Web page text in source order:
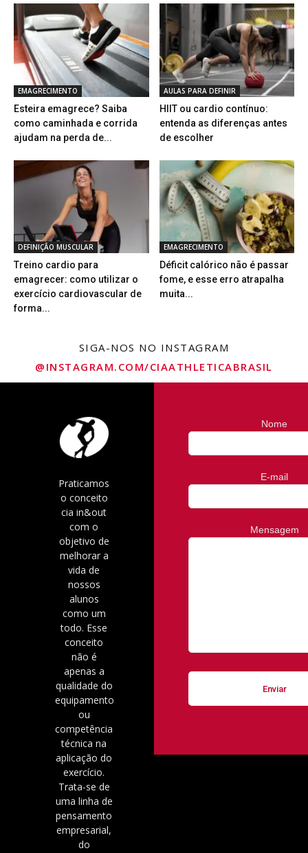
EMAGRECIMENTO
Esteira emagrece? Saiba
como caminhada e corrida
ajudam na perda de...
AULAS PARA DEFINIR
HIIT ou cardio contínuo:
entenda as diferenças antes
de escolher
DEFINIÇÃO MUSCULAR
Treino cardio para
emagrecer: como utilizar o
exercício cardiovascular de
forma...
EMAGRECIMENTO
Déficit calórico não é passar
fome, e esse erro atrapalha
muita...
SIGA-NOS NO INSTAGRAM
@INSTAGRAM.COM/CIAATHLETICABRASIL
Nome
E-mail
Mensagem
Praticamos
o conceito
cia in&out
com o
objetivo de
melhorar a
vida de
nossos
alunos
como um
todo. Esse
conceito
não é
apenas a
qualidade do
equipamento
ou
competência
técnica na
aplicação do
exercício.
Trata-se de
uma linha de
pensamento
empresarial,
do